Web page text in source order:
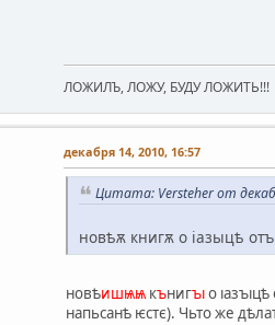
ЛОЖИЛЪ, ЛОЖУ, БУДУ ЛОЖИТЬ!!!
декабря 14, 2010, 16:57
Цитата: Versteher от
новѣѫ книгѫ о iазыцѣ
новѣишѩѩкънигъıо
напьсанѣ ѥстє). Чьто же